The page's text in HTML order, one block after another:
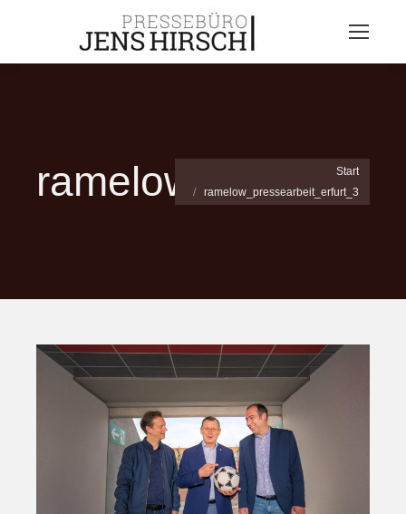
Start
ramelow_pressearbeit_erfurt_3